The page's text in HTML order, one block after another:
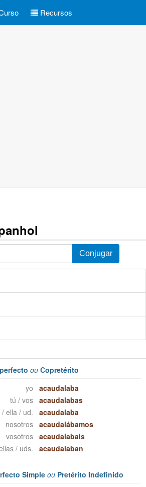
Recursos
ou Copretérito
yo
acaudalaba
tú / vos
acaudalabas
/ ella / ud.
acaudalaba
nosotros
acaudalábamos
vosotros
acaudalabais
/ uds.
acaudalaban
Simpleou Pretérito Indefinido